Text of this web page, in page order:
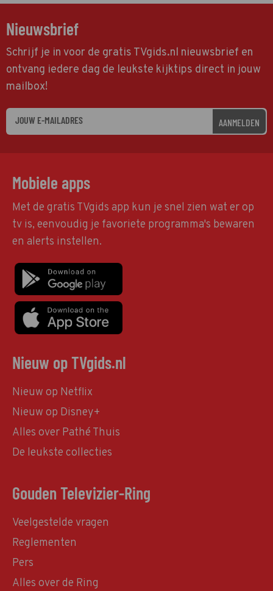
Nieuwsbrief
Schrijf je in voor de gratis TVgids.nl nieuwsbrief en
ontvang iedere dag de leukste kijktips direct in jouw
mailbox!
AANMELDEN
Mobiele apps
Met de gratis TVgids app kun je snel zien wat er op
tv is, eenvoudig je favoriete programma's bewaren
en alerts instellen.
Nieuw op TVgids.nl
Nieuw op Netflix
Nieuw op Disney+
Alles over Pathé Thuis
De leukste collecties
Gouden Televizier-Ring
Veelgestelde vragen
Reglementen
Pers
Alles over de Ring